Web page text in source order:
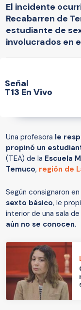
El incidente
Recabarren de
estudiante de
involucrados en
Señal
T13 En Vivo
Una profesora le
propinó un
(TEA) de la Escuela
Temuco, región de
Según consignaron en
sexto básico, le
interior de una sala
aún no se conocen.